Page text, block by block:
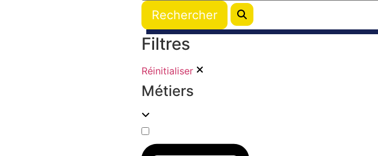
Filtres
Réinitialiser
Métiers